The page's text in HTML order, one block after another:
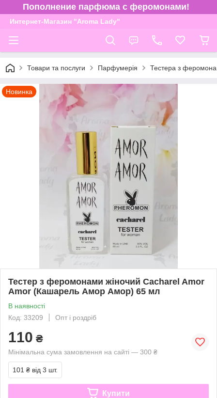
Пополнение парфюма с феромонами!
Интернет-Магазин "Aroma Lady"
Товари та послуги Парфумерія Тестера з
Новинка
Тестер з феромонами жіночий Cacharel Amor
Amor (Кашарель Амор Амор) 65 мл
В наявності
Код: 33209
Опт і роздріб
110 ₴
Мінімальна сума замовлення на сайті — 300 ₴
101 ₴ від 3 шт.
Купити